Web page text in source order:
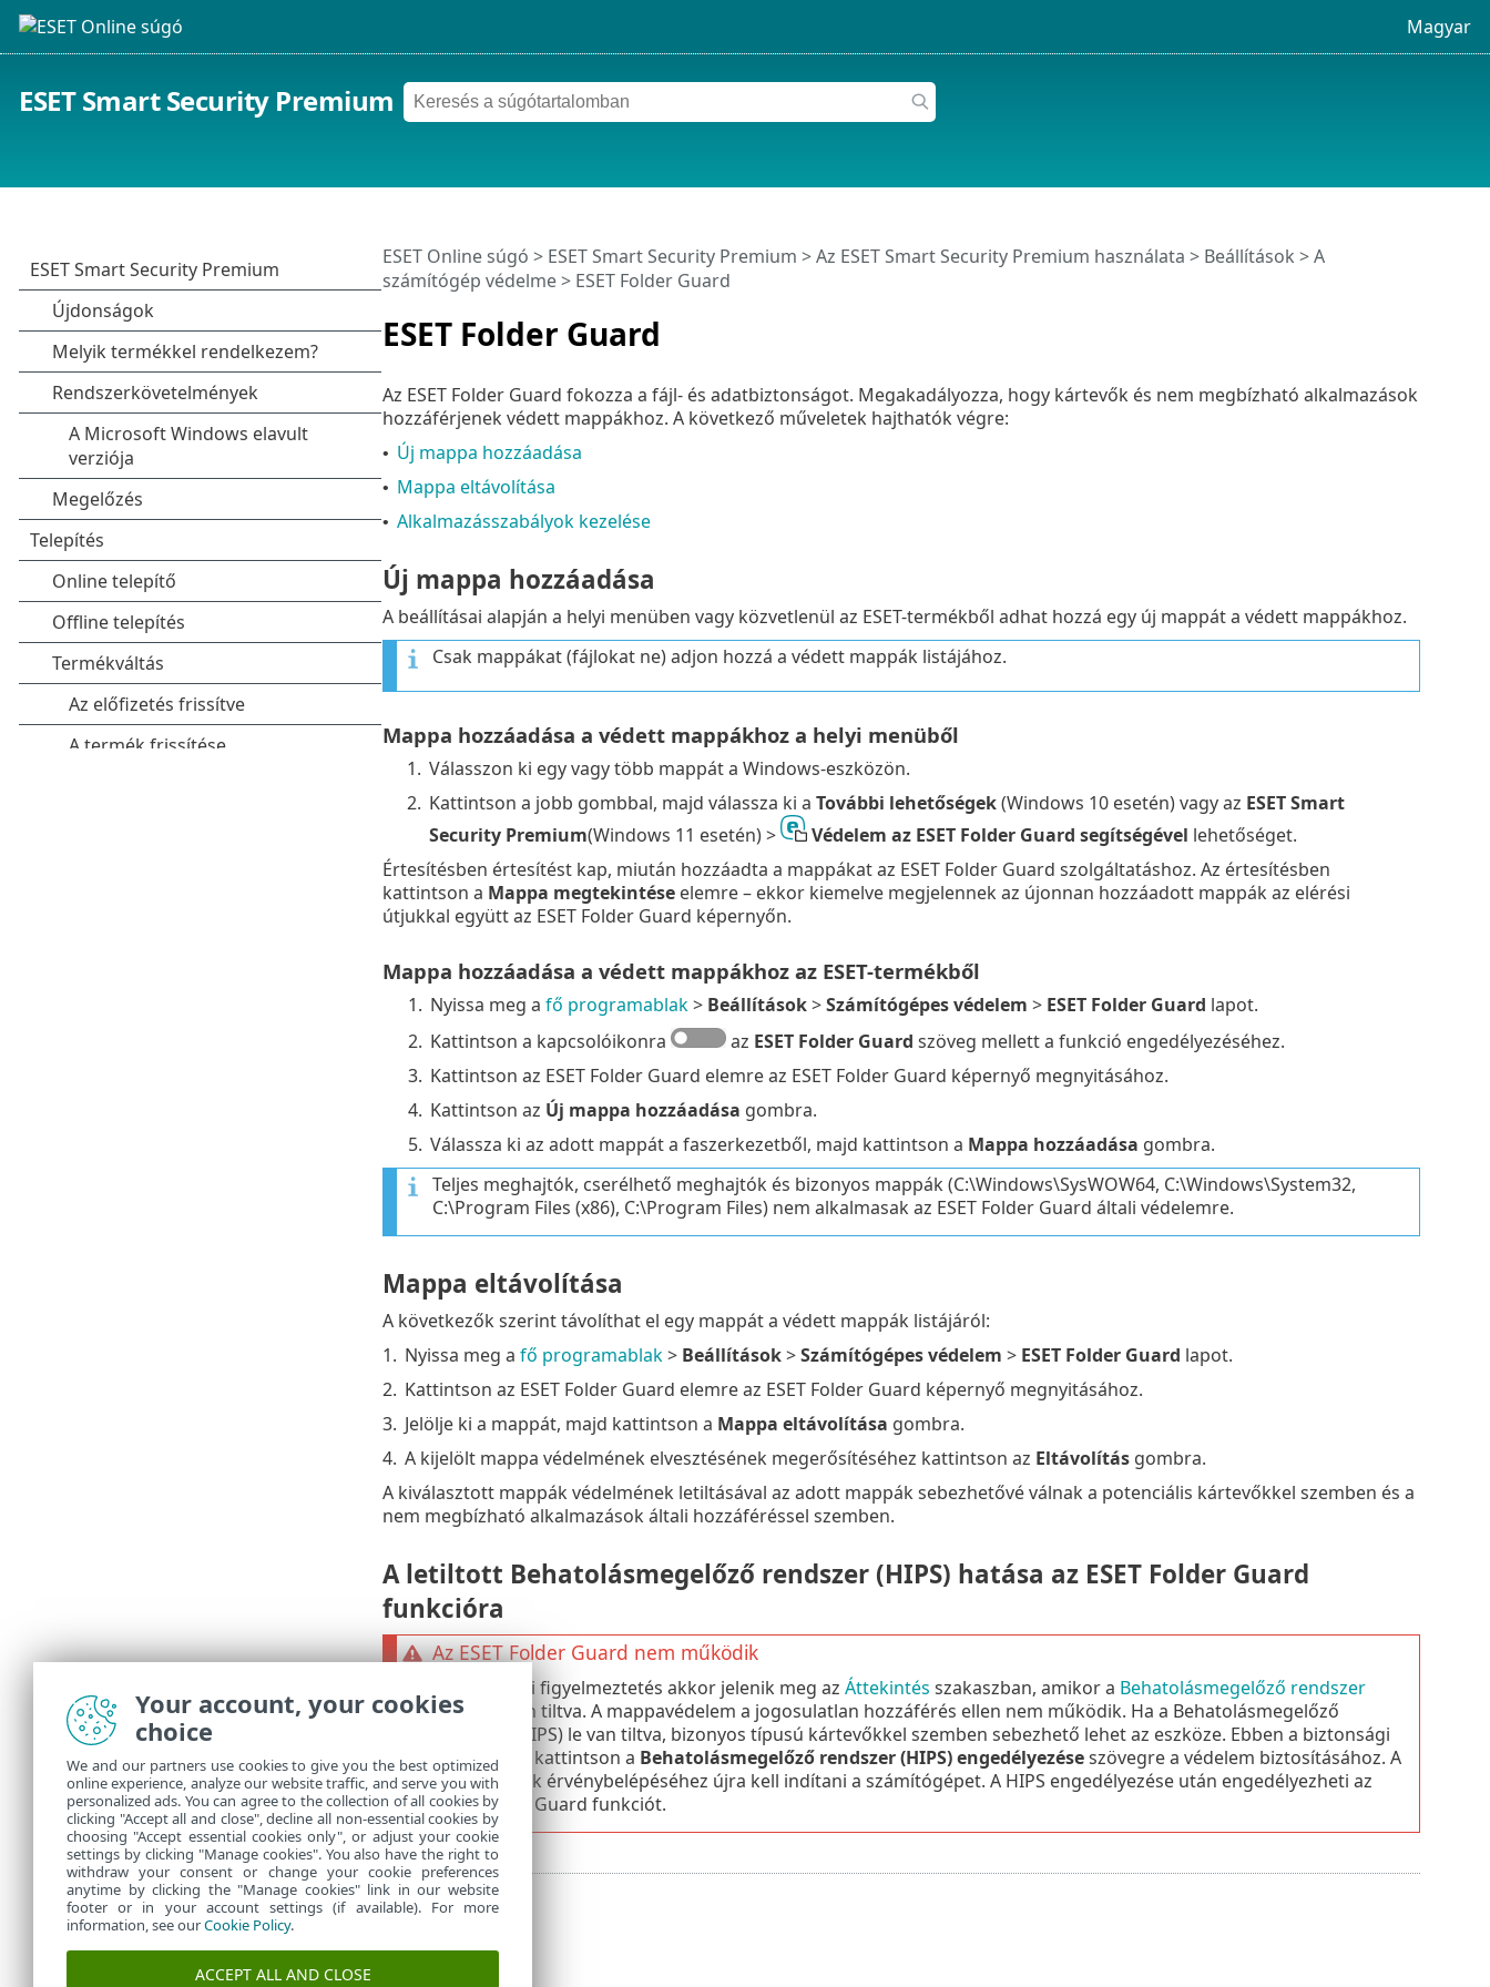
Magyar
ESET Smart Security Premium
ESET Folder Guard
ESET Online súgó > ESET Smart Security Premium >Az ESET Smart Security Premium használata > Beállítások >A
számítógép védelme> ESET Folder Guard
Az ESET Folder Guard fokozza a fájl- és adatbiztonságot. Megakadályozza, hogy kártevők és nem megbízható alkalmazások
hozzáférjenek védett mappákhoz. A következő műveletek hajthatók végre:
• Új mappa hozzáadása
• Mappa eltávolítása
• Alkalmazásszabályok kezelése
Új mappa hozzáadása
A beállításai alapján a helyi menüben vagy közvetlenül az ESET-termékből adhat hozzá egy új mappát a védett mappákhoz.
Csak mappákat (fájlokat ne) adjon hozzá a védett mappák listájához.
Mappa hozzáadása a védett mappákhoz a helyi menüből
1. Válasszon ki egy vagy több mappát a Windows-eszközön.
2. Kattintson a jobb gombbal, majd válassza ki a További lehetőségek(Windows 10 esetén) vagy az ESET Smart
Security Premium(Windows 11 esetén) > Védelem az ESET Folder Guard segítségével lehetőséget.
Értesítésben értesítést kap, miután hozzáadta a mappákat az ESET Folder Guard szolgáltatáshoz. Az értesítésben
kattintson a Mappa megtekintéseelemre – ekkor kiemelve megjelennek az újonnan hozzáadott mappák az elérési
útjukkal együtt az ESET Folder Guard képernyőn.
Mappa hozzáadása a védett mappákhoz az ESET-termékből
1. Nyissa meg a fő programablak> Beállítások>Számítógépes védelem > ESET Folder Guard lapot.
2. Kattintson a kapcsolóikonra az ESET Folder Guard szöveg mellett a funkció engedélyezéséhez.
3. Kattintson az ESET Folder Guard elemre az ESET Folder Guard képernyő megnyitásához.
4. Kattintson az Új mappa hozzáadása gombra.
5. Válassza ki az adott mappát a faszerkezetből, majd kattintson a Mappa hozzáadása gombra.
Teljes meghajtók, cserélhető meghajtók és bizonyos mappák (C:\Windows\SysWOW64, C:\Windows\System32,
C:\Program Files (x86), C:\Program Files) nem alkalmasak az ESET Folder Guard általi védelemre.
Mappa eltávolítása
A következők szerint távolíthat el egy mappát a védett mappák listájáról:
1. Nyissa meg a fő programablak> Beállítások>Számítógépes védelem > ESET Folder Guard lapot.
2. Kattintson az ESET Folder Guard elemre az ESET Folder Guard képernyő megnyitásához.
3. Jelölje ki a mappát, majd kattintson a Mappa eltávolítása gombra.
4. A kijelölt mappa védelmének elvesztésének megerősítéséhez kattintson az Eltávolításgombra.
A kiválasztott mappák védelmének letiltásával az adott mappák sebezhetővé válnak a potenciális kártevőkkel szemben és a
nem megbízható alkalmazások általi hozzáféréssel szemben.
A letiltott Behatolásmegelőző rendszer (HIPS) hatása az ESET Folder Guard
funkcióra
Az ESET Folder Guard nem működik
A biztonsági figyelmeztetés akkor jelenik meg az Áttekintés szakaszban, amikor a Behatolásmegelőző rendszer
(HIPS)
le van tiltva. A mappavédelem a jogosulatlan hozzáférés ellen nem működik. Ha a Behatolásmegelőző
rendszer (HIPS) le van tiltva, bizonyos típusú kártevőkkel szemben sebezhető lehet az eszköze. Ebben a biztonsági
riasztásban kattintson a Behatolásmegelőző rendszer (HIPS) engedélyezéseszövegre a védelem biztosításához. A
módosítások érvénybelépéséhez újra kell indítani a számítógépet. A HIPS engedélyezése után engedélyezheti az
ESET Folder Guard funkciót.
Your account, your cookies
choice
We and our partners use cookies to give you the best optimized
online experience, analyze our website traffic, and serve you with
personalized ads. You can agree to the collection of all cookies by
clicking "Accept all and close", decline all non-essential cookies by
choosing "Accept essential cookies only", or adjust your cookie
settings by clicking "Manage cookies". You also have the right to
withdraw your consent or change your cookie preferences
anytime by clicking the "Manage cookies" link in our website
footer or in your account settings (if available). For more
information, see ourCookie Policy.
ACCEPT ALL AND CLOSE